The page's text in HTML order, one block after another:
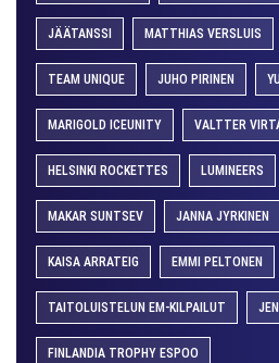
JÄÄTANSSI MATTHIAS VERSLUIS
TEAM UNIQUE JUHO PIRINEN
MARIGOLD ICEUNITY VALTTER
HELSINKI ROCKETTES LUMINEERS
MAKAR SUNTSEV JANNA JYRKINEN
KAISA ARRATEIG EMMI PELTONEN
TAITOLUISTELUN EM-KILPAILUT
FINLANDIA TROPHY ESPOO